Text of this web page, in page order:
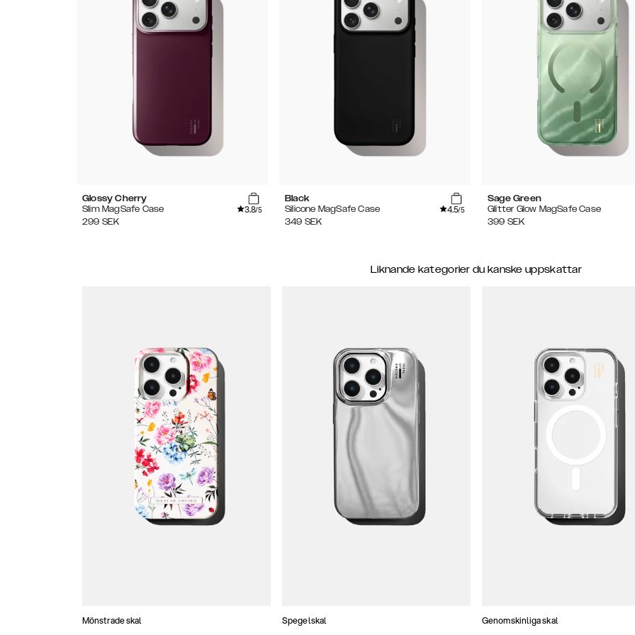
Glossy Cherry
Slim MagSafe Case
3.8/5
299 SEK
Black
Silicone MagSafe Case
4.5/5
349 SEK
Sage Green
Glitter Glow MagSafe Case
399 SEK
Liknande kategorier du kanske uppskattar
Mönstrade skal Spegelskal Genomskinliga skal